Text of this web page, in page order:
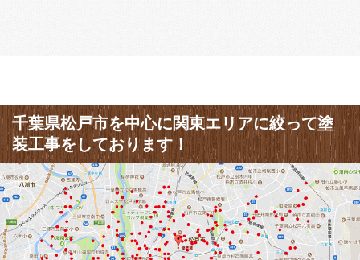
千葉県松戸市を中心に関東エリアに絞って塗
装工事をしております！